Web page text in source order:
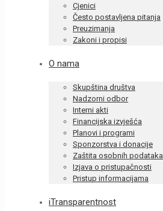
Cjenici
Često postavljena pitanja
Preuzimanja
Zakoni i propisi
O nama
Skupština društva
Nadzorni odbor
Interni akti
Financijska izvješća
Planovi i programi
Sponzorstva i donacije
Zaštita osobnih podataka
Izjava o pristupačnosti
Pristup informacijama
iTransparentnost